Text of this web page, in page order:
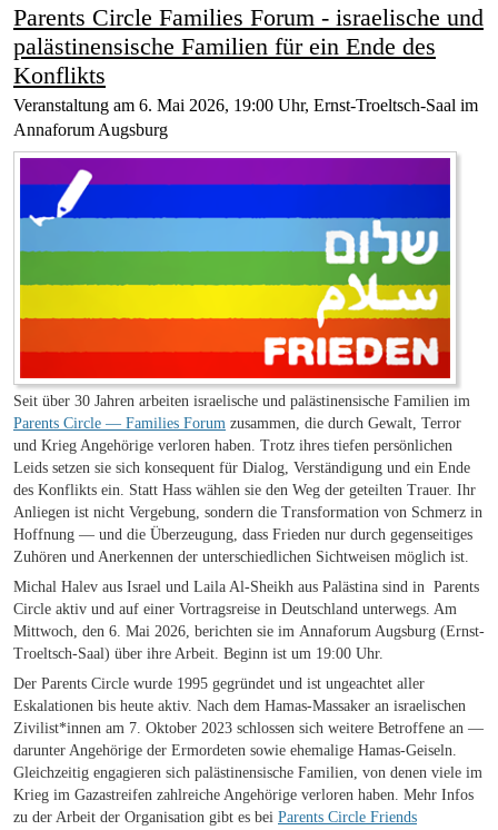
Parents Circle Families Forum - israelische und
palästinensische Familien für ein Ende des
Konflikts
Veranstaltung am 6. Mai 2026, 19:00 Uhr, Ernst-Troeltsch-Saal im
Annaforum Augsburg
Seit über 30 Jahren arbeiten israelische und palästinensische Familien im
Parents Circle — Families Forum zusammen, die durch Gewalt, Terror
und Krieg Angehörige verloren haben. Trotz ihres tiefen persönlichen
Leids setzen sie sich konsequent für Dialog, Verständigung und ein Ende
des Konflikts ein. Statt Hass wählen sie den Weg der geteilten Trauer. Ihr
Anliegen ist nicht Vergebung, sondern die Transformation von Schmerz in
Hoffnung — und die Überzeugung, dass Frieden nur durch gegenseitiges
Zuhören und Anerkennen der unterschiedlichen Sichtweisen möglich ist.
Michal Halev aus Israel und Laila Al-Sheikh aus Palästina sind in Parents
Circle aktiv und auf einer Vortragsreise in Deutschland unterwegs. Am
Mittwoch, den 6. Mai 2026, berichten sie im Annaforum Augsburg (Ernst-
Troeltsch-Saal) über ihre Arbeit. Beginn ist um 19:00 Uhr.
Der Parents Circle wurde 1995 gegründet und ist ungeachtet aller
Eskalationen bis heute aktiv. Nach dem Hamas-Massaker an israelischen
Zivilist*innen am 7. Oktober 2023 schlossen sich weitere Betroffene an —
darunter Angehörige der Ermordeten sowie ehemalige Hamas-Geiseln.
Gleichzeitig engagieren sich palästinensische Familien, von denen viele im
Krieg im Gazastreifen zahlreiche Angehörige verloren haben. Mehr Infos
zu der Arbeit der Organisation gibt es bei Parents Circle Friends